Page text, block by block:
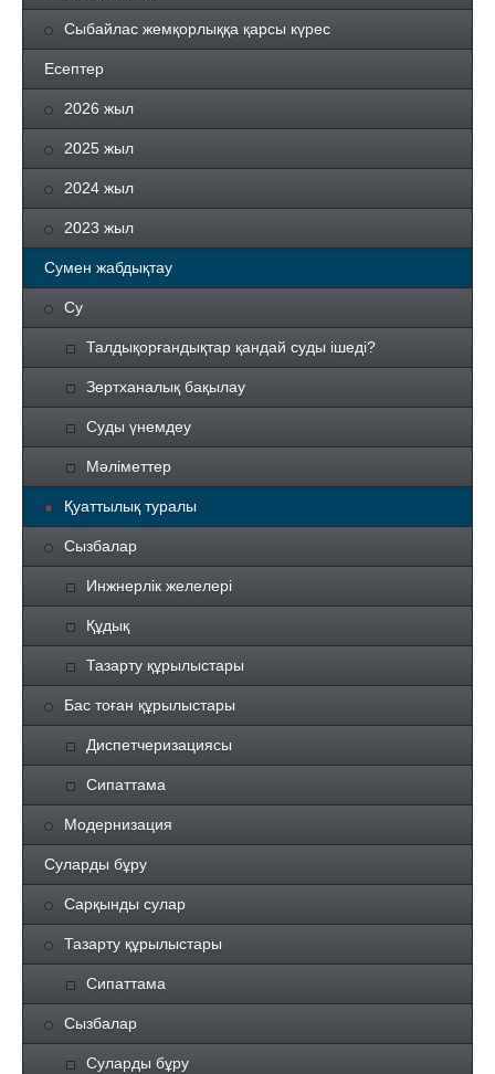
Сыбайлас жемқорлыққа қарсы күрес
Есептер
2026 жыл
2025 жыл
2024 жыл
2023 жыл
Сумен жабдықтау
Су
Талдықорғандықтар қандай суды ішеді?
Зертханалық бақылау
Суды үнемдеу
Мәліметтер
Қуаттылық туралы
Сызбалар
Инжнерлік желелері
Құдық
Тазарту құрылыстары
Бас тоған құрылыстары
Диспетчеризациясы
Сипаттама
Модернизация
Суларды бұру
Сарқынды сулар
Тазарту құрылыстары
Сипаттама
Сызбалар
Суларды бұру